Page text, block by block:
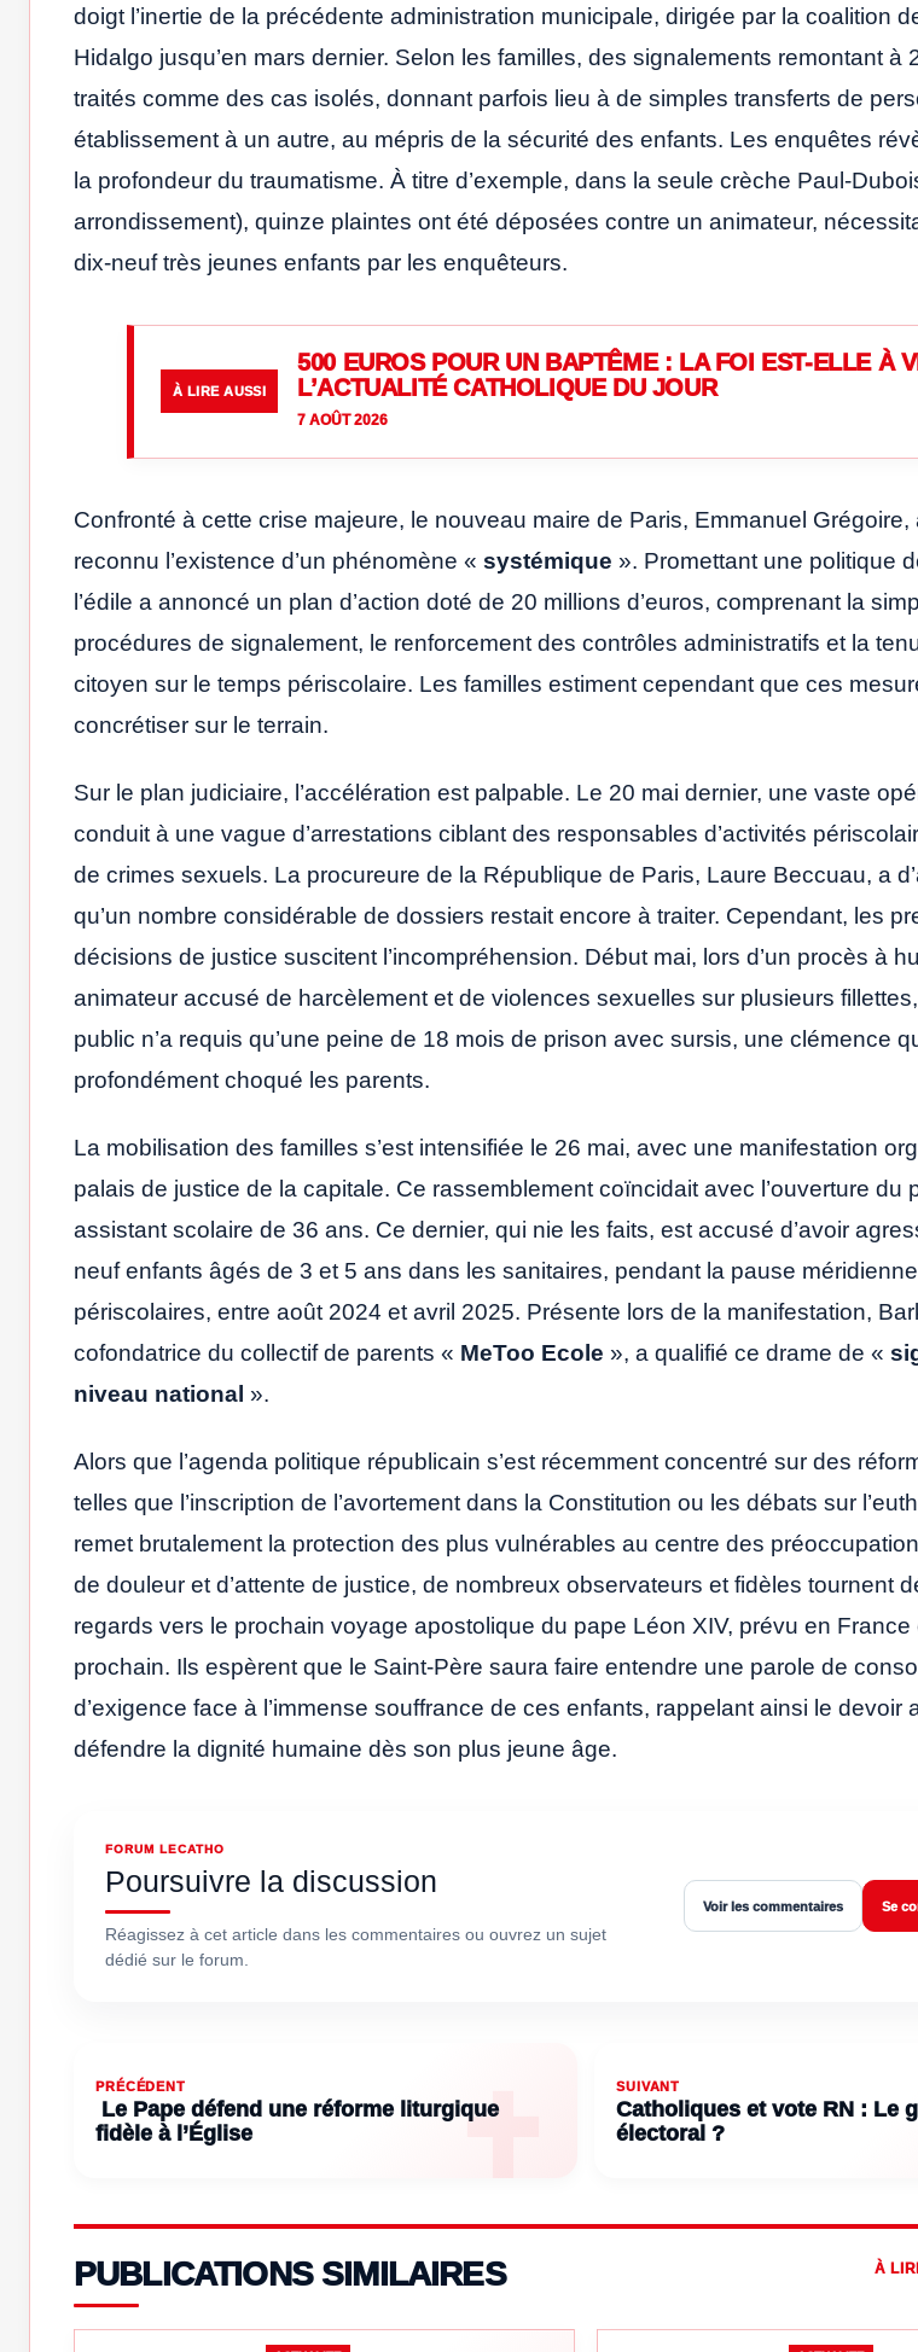
doigt l’inertie de la précédente administration municipale, dirigée par la coalition
Hidalgo jusqu’en mars dernier. Selon les familles, des signalements remontant à
traités comme des cas isolés, donnant parfois lieu à de simples transferts de
établissement à un autre, au mépris de la sécurité des enfants. Les enquêtes
la profondeur du traumatisme. À titre d’exemple, dans la seule crèche Paul-
arrondissement), quinze plaintes ont été déposées contre un animateur,
dix-neuf très jeunes enfants par les enquêteurs.
À LIRE AUSSI
500 EUROS POUR UN BAPTÊME : LA FOI EST-ELLE À
L’ACTUALITÉ CATHOLIQUE DU JOUR
7 AOÛT 2026
Confronté à cette crise majeure, le nouveau maire de Paris, Emmanuel
reconnu l’existence d’un phénomène « systémique ». Promettant une politique
l’édile a annoncé un plan d’action doté de 20 millions d’euros, comprenant la
procédures de signalement, le renforcement des contrôles administratifs et la
citoyen sur le temps périscolaire. Les familles estiment cependant que ces
concrétiser sur le terrain.
Sur le plan judiciaire, l’accélération est palpable. Le 20 mai dernier, une vaste
conduit à une vague d’arrestations ciblant des responsables d’activités
de crimes sexuels. La procureure de la République de Paris, Laure Beccuau, a
qu’un nombre considérable de dossiers restait encore à traiter. Cependant, les
décisions de justice suscitent l’incompréhension. Début mai, lors d’un procès à
animateur accusé de harcèlement et de violences sexuelles sur plusieurs
public n’a requis qu’une peine de 18 mois de prison avec sursis, une clémence
profondément choqué les parents.
La mobilisation des familles s’est intensifiée le 26 mai, avec une manifestation
palais de justice de la capitale. Ce rassemblement coïncidait avec l’ouverture du
assistant scolaire de 36 ans. Ce dernier, qui nie les faits, est accusé d’avoir
neuf enfants âgés de 3 et 5 ans dans les sanitaires, pendant la pause
périscolaires, entre août 2024 et avril 2025. Présente lors de la manifestation,
cofondatrice du collectif de parents « MeToo Ecole », a qualifié ce drame de «
niveau national ».
Alors que l’agenda politique républicain s’est récemment concentré sur des
telles que l’inscription de l’avortement dans la Constitution ou les débats sur
remet brutalement la protection des plus vulnérables au centre des
de douleur et d’attente de justice, de nombreux observateurs et fidèles tournent
regards vers le prochain voyage apostolique du pape Léon XIV, prévu en France
prochain. Ils espèrent que le Saint-Père saura faire entendre une parole de
d’exigence face à l’immense souffrance de ces enfants, rappelant ainsi le devoir
défendre la dignité humaine dès son plus jeune âge.
FORUM LECATHO
Poursuivre la discussion
Réagissez à cet article dans les commentaires ou ouvrez un sujet
dédié sur le forum.
Voir les commentaires Se
PRÉCÉDENT
Le Pape défend une réforme liturgique
fidèle à l’Église
SUIVANT
Catholiques et vote RN : Le
électoral ?
PUBLICATIONS SIMILAIRES À